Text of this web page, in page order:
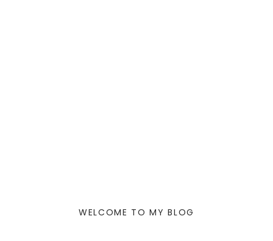
WELCOME TO MY BLOG